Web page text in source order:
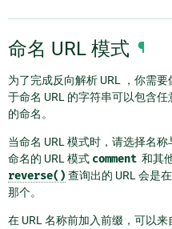
命名 URL 模式 ¶
为了完成反向解析 URL ，你需要
于命名 URL 的字符串可以包含
的命名。
当命名 URL 模式时，请选择名
命名的 URL 模式 comment 和其
reverse() 查询出的 URL 会是
那个。
在 URL 名称前加入前缀，可以